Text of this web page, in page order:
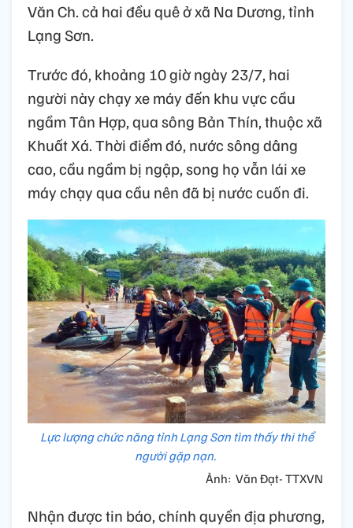
Văn Ch. cả hai đều quê ở xã Na Dương, tỉnh
Lạng Sơn.
Trước đó, khoảng 10 giờ ngày 23/7, hai
người này chạy xe máy đến khu vực cầu
ngầm Tân Hợp, qua sông Bản Thín, thuộc xã
Khuất Xá. Thời điểm đó, nước sông dâng
cao, cầu ngầm bị ngập, song họ vẫn lái xe
máy chạy qua cầu nên đã bị nước cuốn đi.
Lực lượng chức năng tỉnh Lạng Sơn tìm thấy thi thể
người gặp nạn.
Ảnh: Văn Đạt- TTXVN
Nhận được tin báo, chính quyền địa phương,